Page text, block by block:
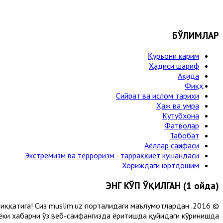
БЎЛИМЛАР
Қуръони карим
Ҳадиси шариф
Ақида
Фиқҳ
Сийрат ва ислом тарихи
Ҳаж ва умра
Кутубхона
Фатволар
Табобат
Аёллар саҳифаси
Экстремизм ва терроризм - тарраққиёт кушандаси
Хориждаги юртдошим
ЭНГ КЎП ЎҚИЛГАН (1 ойда)
Сиз muslim.uz порталидаги маълумотлардан
хабарни ўз веб-саҳифангизда ёритишда қуйидаги кўринишда